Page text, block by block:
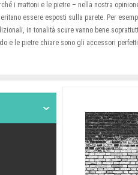
i mattoni e le pietre – nella nostra
essere esposti sulla parete. Per
in tonalità scure vanno bene
e le pietre chiare sono gli accessori